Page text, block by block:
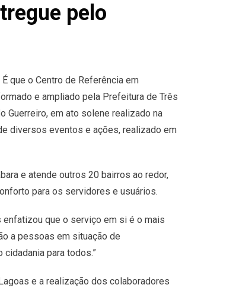
pelo
que o Centro de Referência em
e ampliado pela Prefeitura de Três
Guerreiro, em ato solene realizado na
diversos eventos e ações, realizado em
e atende outros 20 bairros ao redor,
para os servidores e usuários.
enfatizou que o serviço em si é o mais
a pessoas em situação de
para todos.”
e a realização dos colaboradores